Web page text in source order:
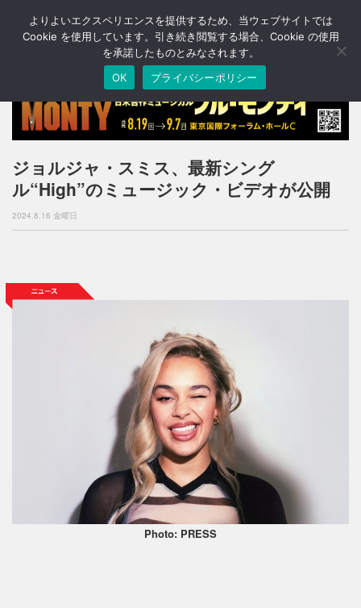
T
o
n
a
v
o
ジョルジャ・スミス、最新シング
ル“High”のミュージック・ビデオが公開
2024.8.16 金曜日
Photo: PRESS
よりよいエクスペリエンスを提供するため、当ウェブサイトでは
Cookie を使用しています。引き続き閲覧する場合、Cookie の使用
を承諾したものとみなされます。
OK
プライバシーポリシー